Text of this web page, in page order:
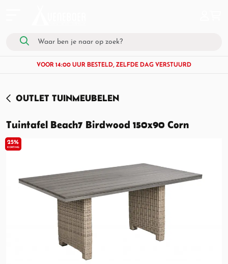
VOOR 14:00 UUR BESTELD, ZELFDE DAG VERSTUURD
OUTLET TUINMEUBELEN
25%
KORTING
Tuintafel Beach7 Birdwood 150x90 Corn